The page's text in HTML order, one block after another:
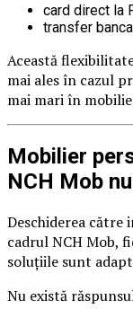
card direct la
transfer
Această
mai ales în cazul
mai mari în
Mobilier
NCH Mob
Deschiderea către
cadrul NCH Mob,
soluțiile sunt
Nu există